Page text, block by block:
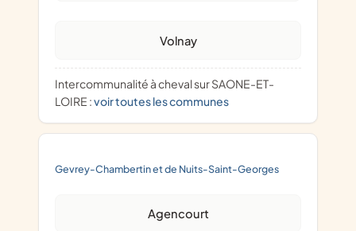
Volnay
Intercommunalité à cheval sur SAONE-ET-
LOIRE :voir toutes les communes
Gevrey-Chambertin et de Nuits-Saint-Georges
Agencourt